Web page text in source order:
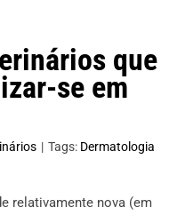
que
se em
| Tags: Dermatologia
relativamente nova (em